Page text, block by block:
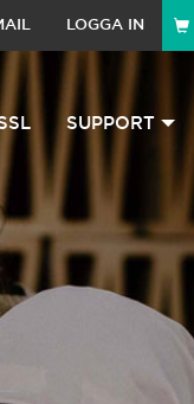
LOGGA IN
SUPPORT